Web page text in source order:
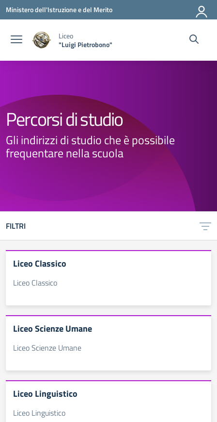
Vai ai contenuti
Vai al menu di navigazione
Vai al footer
Ministero dell'Istruzione e del Merito
Liceo
"Luigi Pietrobono"
Percorsi di studio
Gli indirizzi di studio che è possibile
frequentare nella scuola
FILTRI
Liceo Classico
Liceo Classico
Liceo Scienze Umane
Liceo Scienze Umane
Liceo Linguistico
Liceo Linguistico